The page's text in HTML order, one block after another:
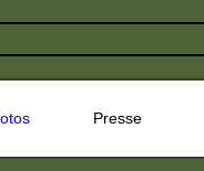
Presse